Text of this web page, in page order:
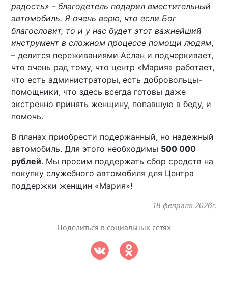
радость» - благодетель подарил вместительный
автомобиль. Я очень верю, что если Бог
благословит, то и у нас будет этот важнейший
инструмент в сложном процессе помощи людям,
– делится переживаниями Аслан и подчеркивает,
что очень рад тому, что центр «Мария» работает,
что есть администраторы, есть добровольцы-
помощники, что здесь всегда готовы даже
экстренно принять женщину, попавшую в беду, и
помочь.
В планах приобрести подержанный, но надежный
автомобиль. Для этого необходимы 500 000
рублей. Мы просим поддержать сбор средств на
покупку служебного автомобиля для Центра
поддержки женщин «Мария»!
18 февраля 2026г.
Поделиться в социальных сетях